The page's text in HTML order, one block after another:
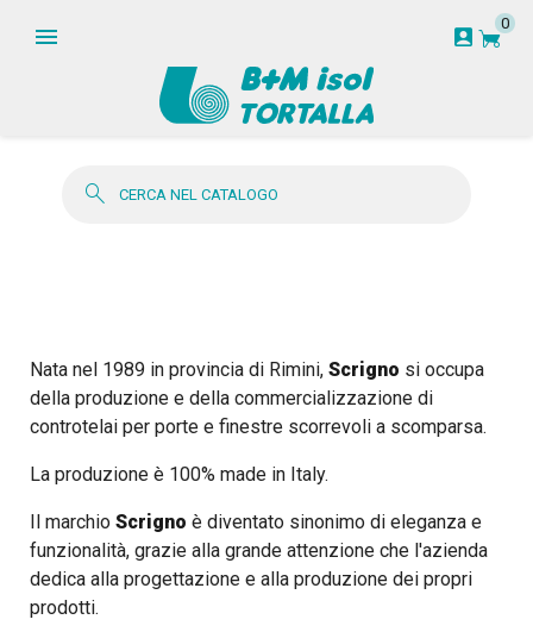
account_box garden_cart0
search
Nata nel 1989 in provincia di Rimini, Scrigno si occupa
della produzione e della commercializzazione di
controtelai per porte e finestre scorrevoli a scomparsa.
La produzione è 100% made in Italy.
Il marchio Scrigno è diventato sinonimo di eleganza e
funzionalità, grazie alla grande attenzione che l'azienda
dedica alla progettazione e alla produzione dei propri
prodotti.